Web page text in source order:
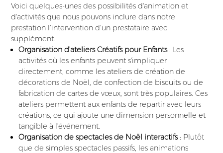
Voici quelques-unes des possibilités d'animation et
d'activités que nous pouvons inclure dans notre
prestation l’intervention d’un prestataire avec
supplément.
Organisation d'ateliers Créatifs pour Enfants: Les
activités où les enfants peuvent s'impliquer
directement, comme les ateliers de création de
décorations de Noël, de confection de biscuits ou de
fabrication de cartes de vœux, sont très populaires. Ces
ateliers permettent aux enfants de repartir avec leurs
créations, ce qui ajoute une dimension personnelle et
tangible à l'événement.
Organisation de spectacles de Noël interactifs: Plutôt
que de simples spectacles passifs, les animations